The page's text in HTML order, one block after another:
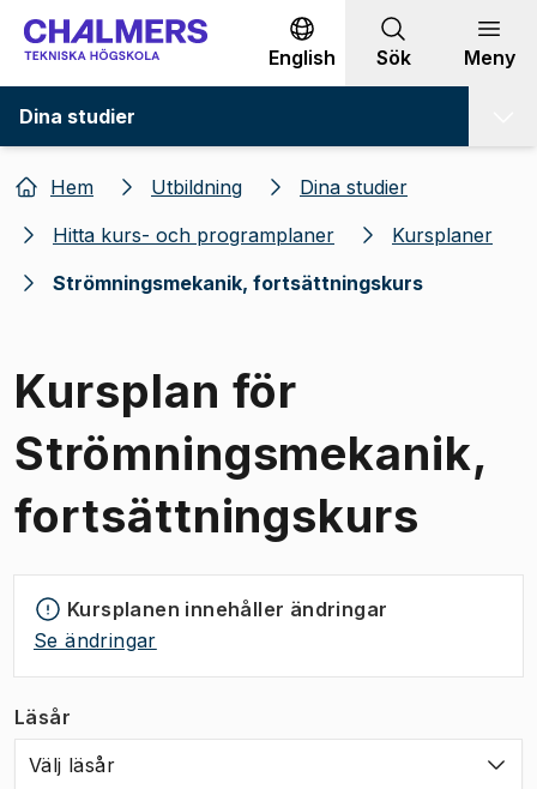
Gå till innehållet
English Sök Meny
Dina studier
Hem Utbildning
Dina studier
Hitta kurs- och programplaner
Kursplaner
Strömningsmekanik, fortsättningskurs
Kursplan för
Strömningsmekanik,
fortsättningskurs
Kursplanen innehåller ändringar
Se ändringar
Läsår
Välj läsår